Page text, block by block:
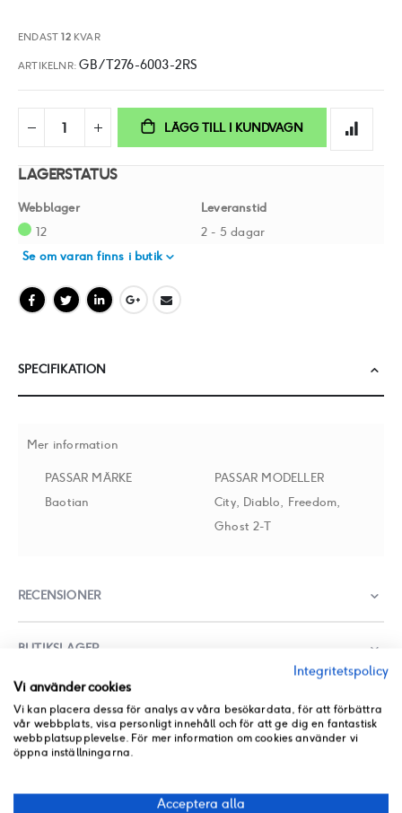
ENDAST12KVAR
ARTIKELNR GB/T276-6003-2RS
LÄGG TILL I KUNDVAGN
LAGERSTATUS
Webblager
Leveranstid
12
2 - 5 dagar
Se om varan finns i butik
SPECIFIKATION
Mer information
PASSAR MÄRKE
Baotian
PASSAR MODELLER
City, Diablo, Freedom,
Ghost 2-T
RECENSIONER
BUTIKSLAGER
PRODUKT PDF
ANDRA PRODUKTER FRÅN SAMMA KATEGORI
Integritetspolicy
Vi använder cookies
Vi kan placera dessa för analys av våra besökardata, för att förbättra
vår webbplats, visa personligt innehåll och för att ge dig en fantastisk
webbplatsupplevelse. För mer information om cookies använder vi
öppna inställningarna.
Acceptera alla